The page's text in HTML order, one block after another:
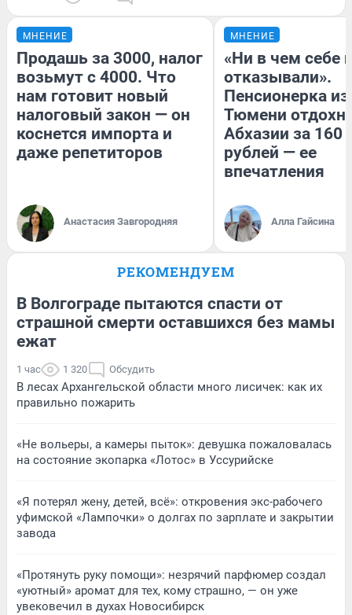
МНЕНИЕ
Продашь за 3000, налог
возьмут с 4000. Что
нам готовит новый
налоговый закон — он
коснется импорта и
даже репетиторов
Анастасия Завгородняя
МНЕНИЕ
«Ни в чем себе
отказывали».
Пенсионерка из
Тюмени
Абхазии за 160
рублей — ее
впечатления
Алла Гайсина
РЕКОМЕНДУЕМ
В Волгограде пытаются спасти от
страшной смерти оставшихся без мамы
ежат
1 час 1 320 Обсудить
В лесах Архангельской области много лисичек: как их
правильно пожарить
«Не вольеры, а камеры пыток»: девушка пожаловалась
на состояние экопарка «Лотос» в Уссурийске
«Я потерял жену, детей, всё»: откровения экс-рабочего
уфимской «Лампочки» о долгах по зарплате и закрытии
завода
«Протянуть руку помощи»: незрячий парфюмер создал
«уютный» аромат для тех, кому страшно, — он уже
увековечил в духах Новосибирск